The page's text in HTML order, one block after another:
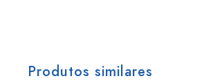
Produtos similares